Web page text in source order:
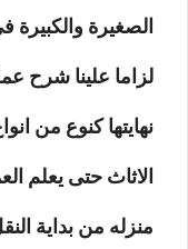
الصغيرة
لزاما علينا شرح
نهايتها كنوع من
الاثاث حتى يعلم
منزله من بداية